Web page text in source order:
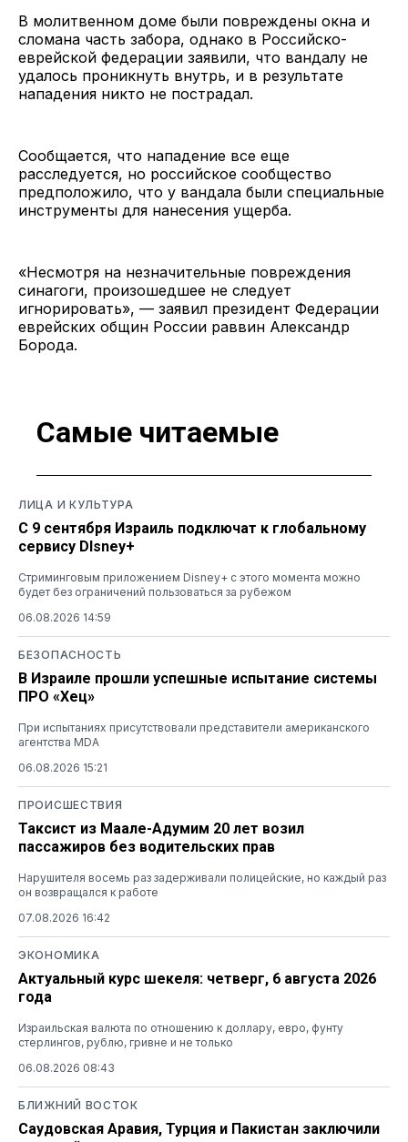
В молитвенном доме были повреждены окна и
сломана часть забора, однако в Российско-
еврейской федерации заявили, что вандалу не
удалось проникнуть внутрь, и в результате
нападения никто не пострадал.
Сообщается, что нападение все еще
расследуется, но российское сообщество
предположило, что у вандала были специальные
инструменты для нанесения ущерба.
«Несмотря на незначительные повреждения
синагоги, произошедшее не следует
игнорировать», — заявил президент Федерации
еврейских общин России раввин Александр
Борода.
Самые читаемые
ЛИЦА И КУЛЬТУРА
С 9 сентября Израиль подключат к глобальному
сервису DIsney+
Стриминговым приложением Disney+ с этого момента можно
будет без ограничений пользоваться за рубежом
06.08.2026 14:59
БЕЗОПАСНОСТЬ
В Израиле прошли успешные испытание системы
ПРО «Хец»
При испытаниях присутствовали представители американского
агентства MDA
06.08.2026 15:21
ПРОИСШЕСТВИЯ
Таксист из Маале-Адумим 20 лет возил
пассажиров без водительских прав
Нарушителя восемь раз задерживали полицейские, но каждый раз
он возвращался к работе
07.08.2026 16:42
ЭКОНОМИКА
Актуальный курс шекеля: четверг, 6 августа 2026
года
Израильская валюта по отношению к доллару, евро, фунту
стерлингов, рублю, гривне и не только
06.08.2026 08:43
БЛИЖНИЙ ВОСТОК
Саудовская Аравия, Турция и Пакистан заключили